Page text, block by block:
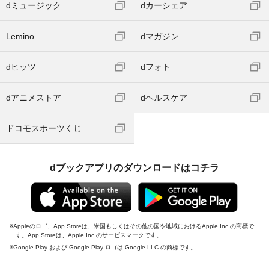
dミュージック dカーシェア
Lemino dマガジン
dヒッツ dフォト
dアニメストア dヘルスケア
ドコモスポーツくじ
dブックアプリのダウンロードはコチラ
Appleのロゴ、App Storeは、米国もしくはその他の国や地域におけるApple Inc.の商標で
す。App Storeは、Apple Inc.のサービスマークです。
Google Play および Google Play ロゴは Google LLC の商標です。